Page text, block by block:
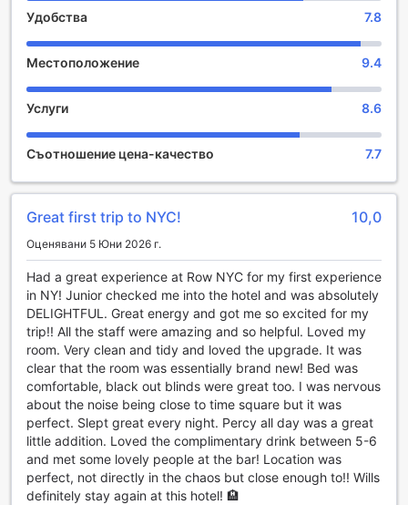
Възможността за допълнителни легла зависи от
При резервиране на повече от 5 стаи е възможно да се
прилагат различни условия и допълнителни плащания.
се настанят безплатно. И ако пътувате с домашен
до 2 домашни любимци на стая, така че вашият
четирикраки приятел също може да се наслади на
престоя в Ню Йорк.
Row NYC Hotel в сърцето на Ню Йорк предлага
изключителни развлекателни съоръжения, които ще
вечерта си в стил с посещение на елегантния бар на
хотела, където можете да се насладите на
разнообразие от коктейли и напитки, приготвени от
опитни бармани. Атмосферата е уютна и модерна,
идеална за социализиране с приятели или за
романтична вечеря с любимия човек.
Не пропускайте и салона на хотела, който предлага
уникално пространство за отдих и забавление. Тук
можете да се насладите на различни развлекателни
програми, включително жива музика и тематични
вечери, които ще ви потопят в културата на Ню Йорк. За
тези, които искат да си отнесат спомен от престоя си,
подаръчният и сувенирен магазин предлага
разнообразие от уникални артикули и подаръци, които
ще ви напомнят за незабравимите моменти, прекарани
в този космополитен град.
Удобства 7.8
Местоположение 9.4
Услуги 8.6
Съотношение цена-качество 7.7
Great first trip to NYC! 10,0
Оценявани 5 Юни 2026 г.
Had a great experience at Row NYC for my first experience
in NY! Junior checked me into the hotel and was absolutely
DELIGHTFUL. Great energy and got me so excited for my
trip!! All the staff were amazing and so helpful. Loved my
room. Very clean and tidy and loved the upgrade. It was
clear that the room was essentially brand new! Bed was
comfortable, black out blinds were great too. I was nervous
about the noise being close to time square but it was
perfect. Slept great every night. Percy all day was a great
little addition. Loved the complimentary drink between 5-6
and met some lovely people at the bar! Location was
perfect, not directly in the chaos but close enough to!! Wills
definitely stay again at this hotel! 🏨